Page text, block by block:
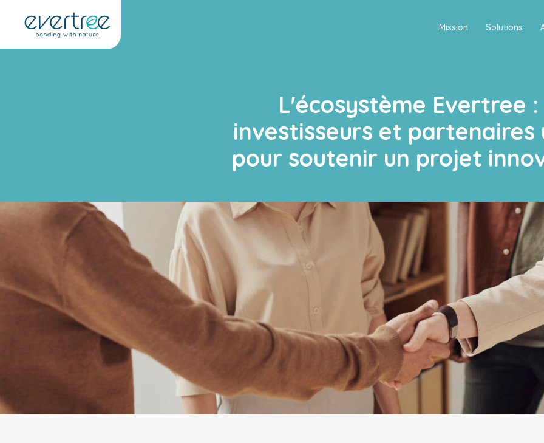
Mission Solutions
L'écosystème Evertree :
investisseurs et partenaires
pour soutenir un projet